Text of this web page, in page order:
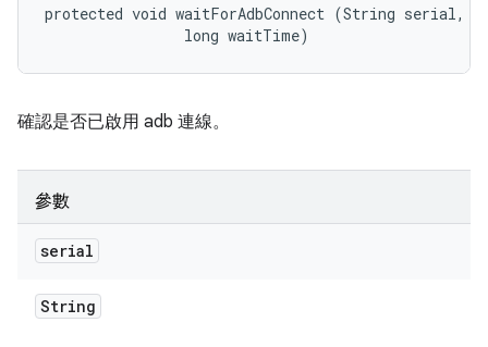
protected void waitForAdbConnect (String serial,
                long waitTime)
確認是否已啟用 adb 連線。
參數
serial
String